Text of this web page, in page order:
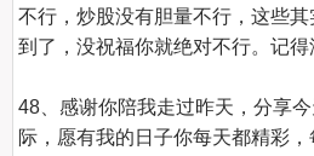
不行，炒股没有胆量不行，这些
到了，没祝福你就绝对不行。记
48、感谢你陪我走过昨天，分享
际，愿有我的日子你每天都精彩